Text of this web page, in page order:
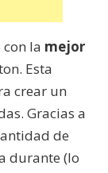
la mejor
Esta
crear un
Gracias a
de
durante (lo